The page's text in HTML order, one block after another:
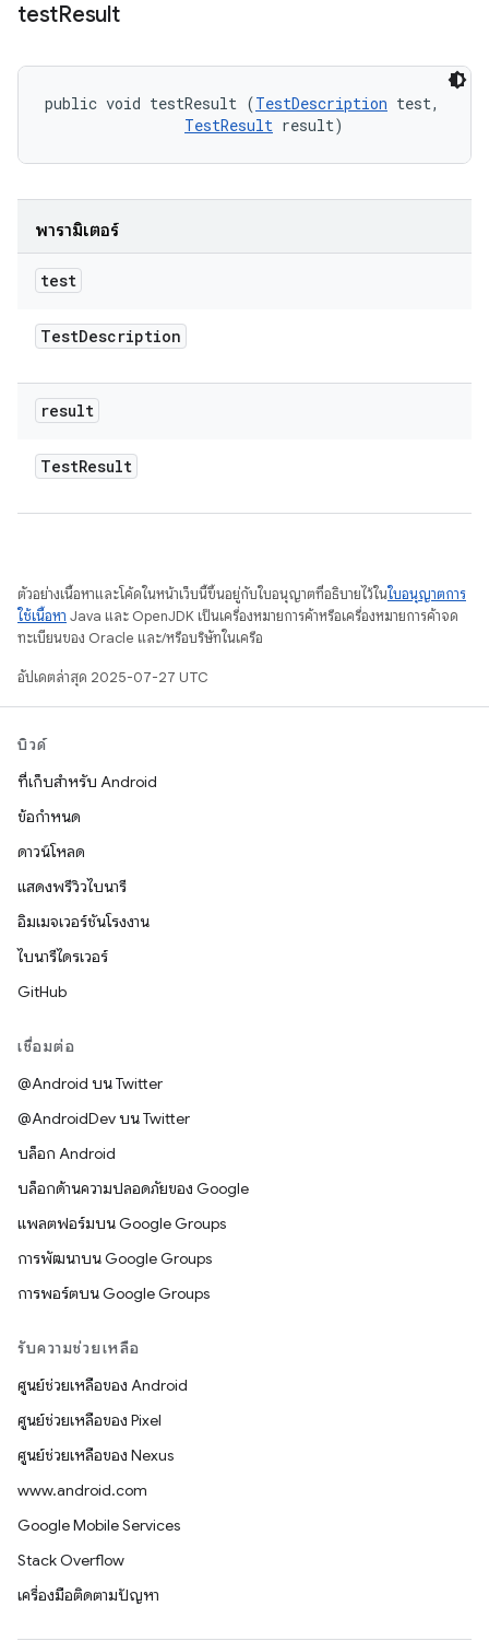
testResult
public void testResult (TestDescription test,
TestResult result)
พารามิเตอร์
test
TestDescription
result
TestResult
ตัวอย่างเนื้อหาและโค้ดในหน้าเว็บนี้ขึ้นอยู่กับใบอนุญาตที่อธิบายไว้ในใบอนุญาตการ
ใช้เนื้อหา Java และ OpenJDK เป็นเครื่องหมายการค้าหรือเครื่องหมายการค้าจด
ทะเบียนของ Oracle และ/หรือบริษัทในเครือ
อัปเดตล่าสุด 2025-07-27 UTC
บิวด์
ที่เก็บสำหรับ Android
ข้อกำหนด
ดาวน์โหลด
แสดงพรีวิวไบนารี
อิมเมจเวอร์ชันโรงงาน
ไบนารีไดรเวอร์
GitHub
เชื่อมต่อ
@Android บน Twitter
@AndroidDev บน Twitter
บล็อก Android
บล็อกด้านความปลอดภัยของ Google
แพลตฟอร์มบน Google Groups
การพัฒนาบน Google Groups
การพอร์ตบน Google Groups
รับความช่วยเหลือ
ศูนย์ช่วยเหลือของ Android
ศูนย์ช่วยเหลือของ Pixel
ศูนย์ช่วยเหลือของ Nexus
www.android.com
Google Mobile Services
Stack Overflow
เครื่องมือติดตามปัญหา